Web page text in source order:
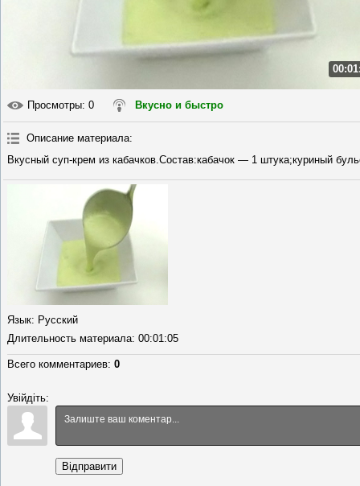
Просмотры: 0 Вкусно и быстро
Описание материала:
Вкусный суп-крем из кабачков.Состав:кабачок — 1 штука;куриный
Язык: Русский
Длительность материала: 00:01:05
Всего комментариев: 0
Увійдіть:
Відправити